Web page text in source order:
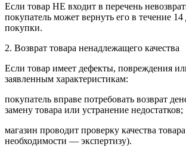
Если товар НЕ входит в перечень
покупатель может вернуть его в течение
покупки.
2. Возврат товара ненадлежащего качества
Если товар имеет дефекты, повреждения
заявленным характеристикам:
покупатель вправе потребовать возврат
замену товара или устранение недостатков;
магазин проводит проверку качества
необходимости — экспертизу).